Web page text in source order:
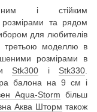
і стійким
та рядом
для любителів
моделлю в
розмірами в
Stk300 і Stk330
балона на 9 см і
Aqua-Storm більш
Аква Шторм також